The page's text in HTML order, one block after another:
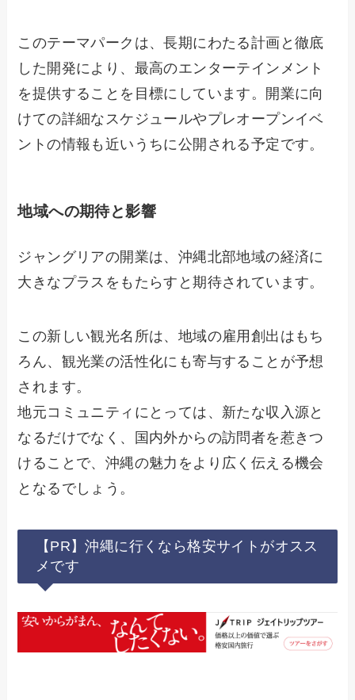
このテーマパークは、長期にわたる計画と徹底
した開発により、最高のエンターテインメント
を提供することを目標にしています。開業に向
けての詳細なスケジュールやプレオープンイベ
ントの情報も近いうちに公開される予定です。
地域への期待と影響
ジャングリアの開業は、沖縄北部地域の経済に
大きなプラスをもたらすと期待されています。
この新しい観光名所は、地域の雇用創出はもち
ろん、観光業の活性化にも寄与することが予想
されます。
地元コミュニティにとっては、新たな収入源と
なるだけでなく、国内外からの訪問者を惹きつ
けることで、沖縄の魅力をより広く伝える機会
となるでしょう。
【PR】沖縄に行くなら格安サイトがオスス
メです